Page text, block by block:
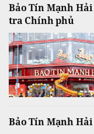
Bảo Tín Mạnh
tra Chính phủ
Bảo Tín Mạnh